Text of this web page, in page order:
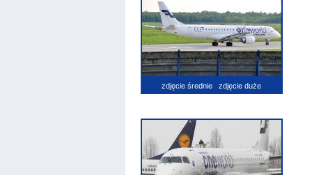
zdjęcie średnie zdjęcie duże